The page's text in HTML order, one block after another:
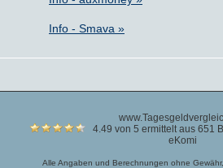
Info - Smava »
4.49 von 5 ermittelt aus 651
eKomi
Alle Angaben und Berechnungen ohne